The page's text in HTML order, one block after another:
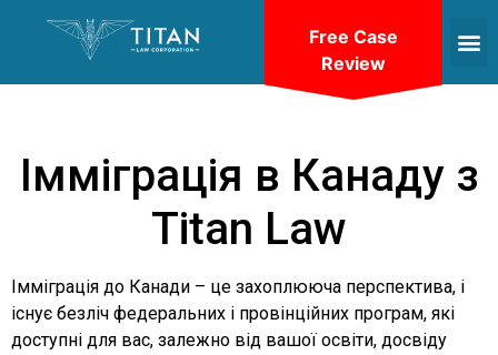
Імміграція в Канаду з
Titan Law
Імміграція до Канади – це захоплююча перспектива, і
існує безліч федеральних і провінційних програм, які
доступні для вас, залежно від вашої освіти, досвіду
Free Case
Review